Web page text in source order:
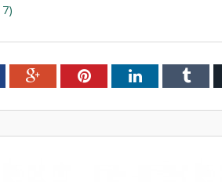
Google+PinterestLinkedIn